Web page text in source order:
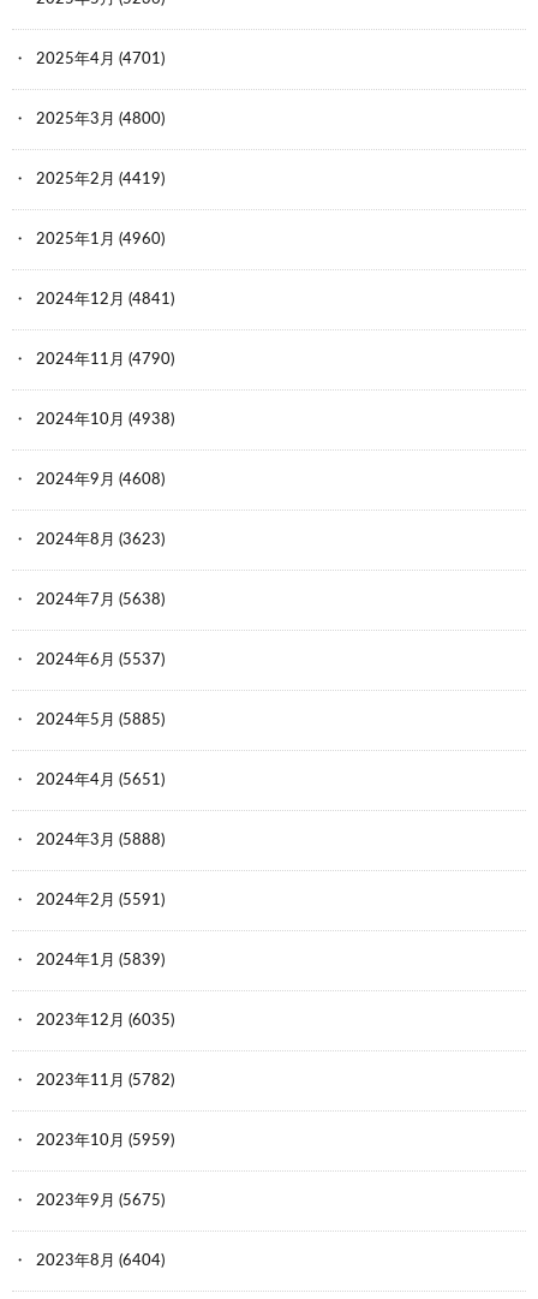
2025年4月 (4701)
2025年3月 (4800)
2025年2月 (4419)
2025年1月 (4960)
2024年12月 (4841)
2024年11月 (4790)
2024年10月 (4938)
2024年9月 (4608)
2024年8月 (3623)
2024年7月 (5638)
2024年6月 (5537)
2024年5月 (5885)
2024年4月 (5651)
2024年3月 (5888)
2024年2月 (5591)
2024年1月 (5839)
2023年12月 (6035)
2023年11月 (5782)
2023年10月 (5959)
2023年9月 (5675)
2023年8月 (6404)